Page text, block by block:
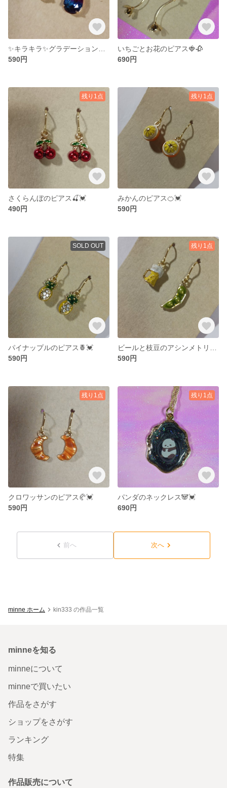
590円
いちごとお花のピアス🍓🥀
690円
残り1点
さくらんぼのピアス🍒💓
490円
残り1点
みかんのピアス🍊💓
590円
SOLD OUT
パイナップルのピアス🍍💓
590円
残り1点
590円
残り1点
クロワッサンのピアス🥐💓
590円
残り1点
パンダのネックレス🐼💓
690円
前へ 次へ
minne ホーム kin333 の作品一覧
minneを知る
minneについて
minneで買いたい
作品をさがす
ショップをさがす
ランキング
特集
作品販売について